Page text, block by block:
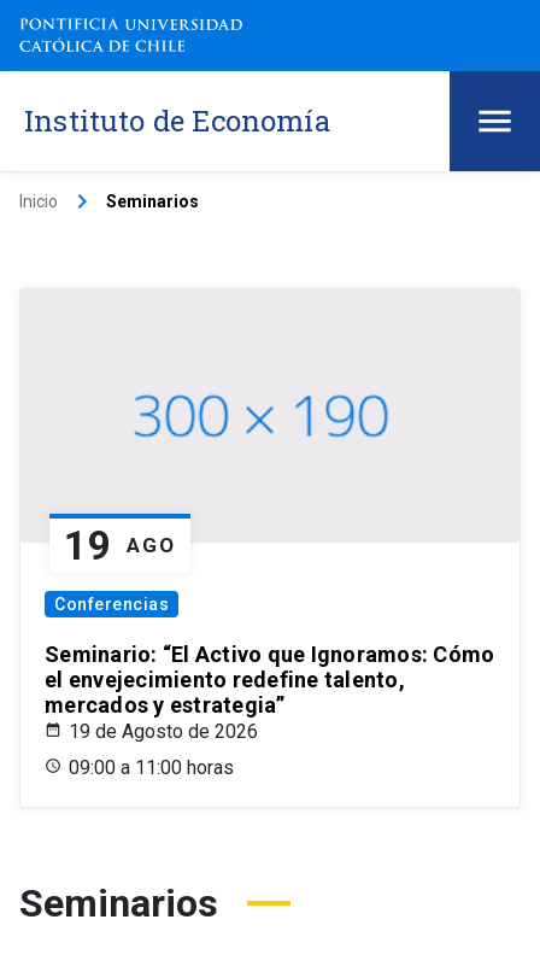
Instituto de Economía
Inicio keyboard_arrow_right Seminarios
19 AGO
Conferencias
Seminario: “El Activo que Ignoramos: Cómo
el envejecimiento redefine talento,
mercados y estrategia”
19 de Agosto de 2026
09:00 a 11:00 horas
Seminarios